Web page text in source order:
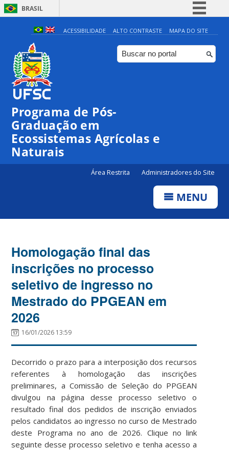
BRASIL
Simplifique!
Comunica BR
Participe
ACESSIBILIDADE ALTO CONTRASTE MAPA DO SITE
Programa de Pós-
Graduação em
Ecossistemas Agrícolas e
Naturais
Área Restrita Administradores do Site
MENU
Homologação final das
inscrições no processo
seletivo de ingresso no
Mestrado do PPGEAN em
2026
16/01/2026 13:59
Decorrido o prazo para a interposição dos recursos
referentes à homologação das inscrições
preliminares, a Comissão de Seleção do PPGEAN
divulgou na página desse processo seletivo o
resultado final dos pedidos de inscrição enviados
pelos candidatos ao ingresso no curso de Mestrado
deste Programa no ano de 2026. Clique no link
seguinte desse processo seletivo e tenha acesso a